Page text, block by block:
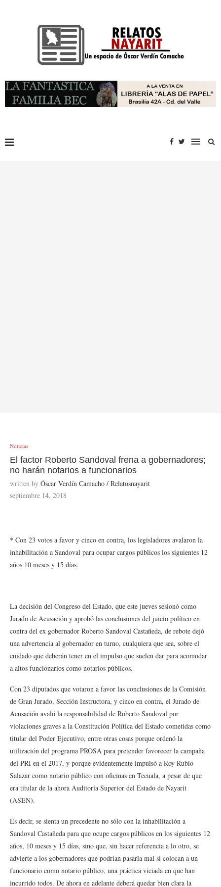
Noticias
El factor Roberto Sandoval frena a gobernadores;
no harán notarios a funcionarios
written by Óscar Verdín Camacho / Relatosnayarit
septiembre 14, 2018
* Con 23 votos a favor y cinco en contra, los legisladores avalaron la
inhabilitación a Sandoval para ocupar cargos públicos los siguientes 12
años 10 meses y 15 días.
La decisión del Congreso del Estado, que este jueves sesionó como
Jurado de Acusación y aprobó las conclusiones del juicio político en
contra del ex gobernador Roberto Sandoval Castañeda, de rebote dejó
una advertencia al gobernador en turno, cualquiera que sea, sobre el
cuidado que deberán tener en el impulso que suelen dar para acomodar
a altos funcionarios como notarios públicos.
Con 23 diputados que votaron a favor las conclusiones de la Comisión
de Gran Jurado, Sección Instructora, y cinco en contra, el Jurado de
Acusación avaló la responsabilidad de Roberto Sandoval por
violaciones graves a la Constitución Política del Estado cometidas como
titular del Poder Ejecutivo, entre otras cosas porque ordenó la
utilización del programa PROSA para pretender favorecer la campaña
del PRI en el 2017, y porque evidentemente impulsó a Roy Rubio
Salazar como notario público con oficinas en Tecuala, a pesar de que
era titular de la ahora Auditoría Superior del Estado de Nayarit
(ASEN).
Es decir, se sienta un precedente no sólo con la inhabilitación a
Sandoval Castañeda para que ocupe cargos públicos en los siguientes 12
años, 10 meses y 15 días, sino que, sin hacer referencia a lo otro, se
advierte a los gobernadores que podrían pasarla mal si colocan a un
funcionario como notario público, una práctica viciada en que han
incurrido todos. De ahora en adelante deberá quedar bien clara la